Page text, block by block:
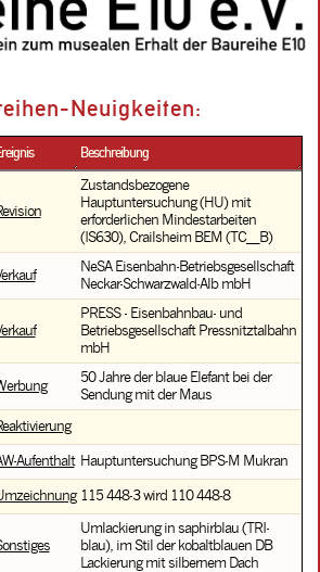
Neuigkeiten:
Beschreibung
Zustandsbezogene
Hauptuntersuchung (HU) mit
erforderlichen Mindestarbeiten
(IS630), Crailsheim BEM (TC__B)
NeSA Eisenbahn-Betriebsgesellschaft
Neckar-Schwarzwald-Alb mbH
PRESS - Eisenbahnbau- und
Betriebsgesellschaft Pressnitztalbahn
mbH
50 Jahre der blaue Elefant bei der
Sendung mit der Maus
Aufenthalt Hauptuntersuchung BPS-M Mukran
115 448-3 wird 110 448-8
Umlackierung in saphirblau (TRI-
blau), im Stil der kobaltblauen DB
Lackierung mit silbernem Dach